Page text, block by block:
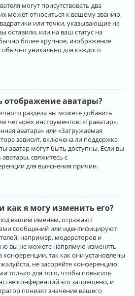
могут присутствовать два
может относиться к вашему званию,
или точки, указывающие на
оставили, или на ваш статус на
более крупное, изображение
обычно уникально для каждого
аватары?
раздела вы можете добавить
четырёх инструментов: «Граватар»,
аватара» или «Загружаемая
зависит, включена ли поддержка
аватар могут быть доступны. Если вы
свяжитесь с
для выяснения причин.
как я могу изменить его?
вашим именем, отражают
сообщений или идентифицируют
например, модераторов и
вы не можете напрямую изменять
так как они установлены
не засоряйте конференцию
только для того, чтобы повысить
конференций это запрещено, и
понизят значение вашего